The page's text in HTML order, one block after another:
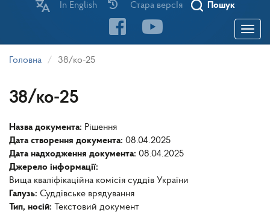
In English Стара версІя Пошук
Toggle
Головна 38/ко-25
38/ко-25
Назва документа: Рішення
Дата створення документа: 08.04.2025
Дата надходження документа: 08.04.2025
Джерело інформації:
Вища кваліфікаційна комісія суддів України
Галузь: Суддівське врядування
Тип, носій:
Текстовий документ